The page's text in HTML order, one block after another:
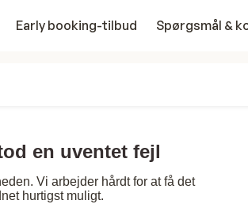
Early booking-tilbud Spørgsmål &
en uventet fejl
Vi arbejder hårdt for at få det
hurtigst muligt.